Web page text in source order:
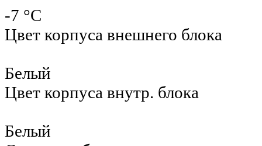
-7 °С
Цвет корпуса внешнего блока
Белый
Цвет корпуса внутр. блока
Белый